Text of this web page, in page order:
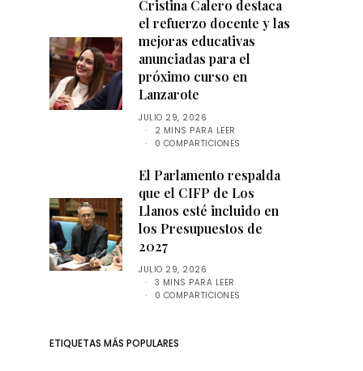
Cristina Calero destaca
el refuerzo docente y las
mejoras educativas
anunciadas para el
próximo curso en
Lanzarote
JULIO 29, 2026
2 MINS PARA LEER
0 COMPARTICIONES
El Parlamento respalda
que el CIFP de Los
Llanos esté incluido en
los Presupuestos de
2027
JULIO 29, 2026
3 MINS PARA LEER
0 COMPARTICIONES
ETIQUETAS MÁS POPULARES